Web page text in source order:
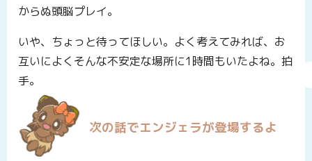
からぬ頭脳プレイ。
いや、ちょっと待ってほしい。よく考えてみれば、お
互いによくそんな不安定な場所に1時間もいたよね。拍
手。
次の話でエンジェラが登場するよ